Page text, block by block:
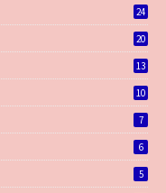
24
20
13
10
7
6
5